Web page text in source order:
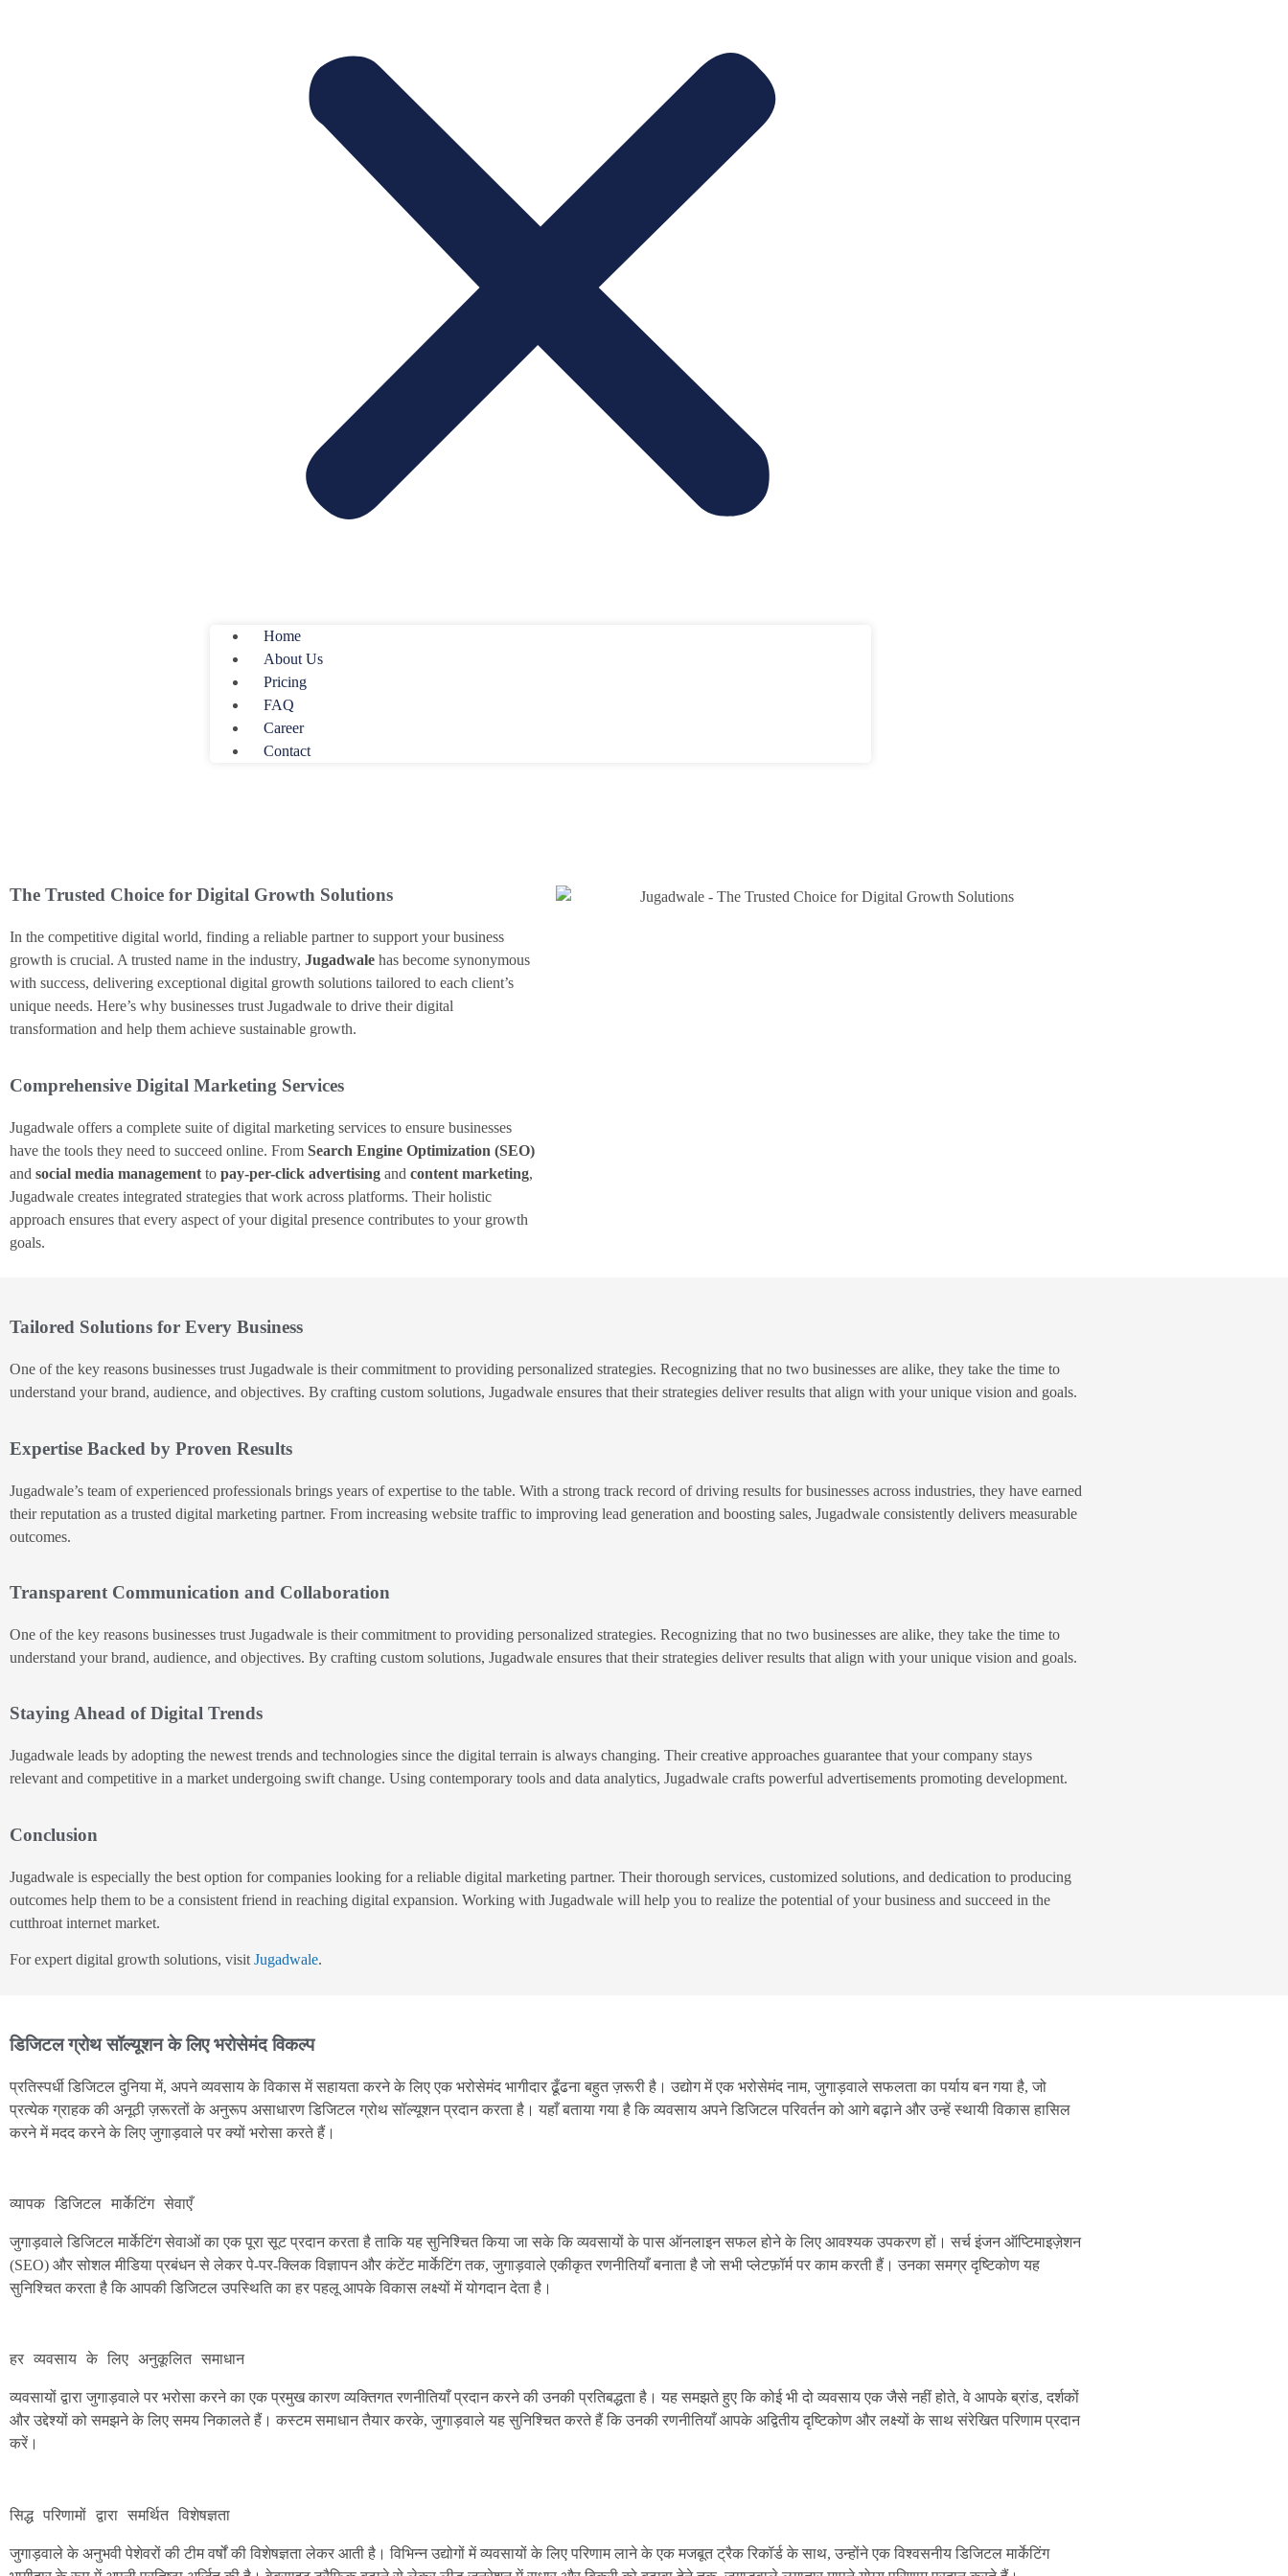
Home
About Us
Pricing
FAQ
Career
Contact
The Trusted Choice for Digital Growth Solutions
In the competitive digital world, finding a reliable partner to support your business
growth is crucial. A trusted name in the industry, Jugadwale has become synonymous
with success, delivering exceptional digital growth solutions tailored to each client’s
unique needs. Here’s why businesses trust Jugadwale to drive their digital
transformation and help them achieve sustainable growth.
Comprehensive Digital Marketing Services
Jugadwale offers a complete suite of digital marketing services to ensure businesses
have the tools they need to succeed online. From Search Engine Optimization (SEO)
and social media management to pay-per-click advertising and content marketing,
Jugadwale creates integrated strategies that work across platforms. Their holistic
approach ensures that every aspect of your digital presence contributes to your growth
goals.
Tailored Solutions for Every Business
One of the key reasons businesses trust Jugadwale is their commitment to providing personalized strategies. Recognizing that no two businesses are alike, they take the time to
understand your brand, audience, and objectives. By crafting custom solutions, Jugadwale ensures that their strategies deliver results that align with your unique vision and goals.
Expertise Backed by Proven Results
Jugadwale’s team of experienced professionals brings years of expertise to the table. With a strong track record of driving results for businesses across industries, they have earned
their reputation as a trusted digital marketing partner. From increasing website traffic to improving lead generation and boosting sales, Jugadwale consistently delivers measurable
outcomes.
Transparent Communication and Collaboration
One of the key reasons businesses trust Jugadwale is their commitment to providing personalized strategies. Recognizing that no two businesses are alike, they take the time to
understand your brand, audience, and objectives. By crafting custom solutions, Jugadwale ensures that their strategies deliver results that align with your unique vision and goals.
Staying Ahead of Digital Trends
Jugadwale leads by adopting the newest trends and technologies since the digital terrain is always changing. Their creative approaches guarantee that your company stays
relevant and competitive in a market undergoing swift change. Using contemporary tools and data analytics, Jugadwale crafts powerful advertisements promoting development.
Conclusion
Jugadwale is especially the best option for companies looking for a reliable digital marketing partner. Their thorough services, customized solutions, and dedication to producing
outcomes help them to be a consistent friend in reaching digital expansion. Working with Jugadwale will help you to realize the potential of your business and succeed in the
cutthroat internet market.
For expert digital growth solutions, visit Jugadwale.
डिजिटल ग्रोथ सॉल्यूशन के लिए भरोसेमंद विकल्प
प्रतिस्पर्धी डिजिटल दुनिया में, अपने व्यवसाय के विकास में सहायता करने के लिए एक भरोसेमंद भागीदार ढूँढना बहुत ज़रूरी है। उद्योग में एक भरोसेमंद नाम, जुगाड़वाले सफलता का पर्याय बन गया है, जो
प्रत्येक ग्राहक की अनूठी ज़रूरतों के अनुरूप असाधारण डिजिटल ग्रोथ सॉल्यूशन प्रदान करता है। यहाँ बताया गया है कि व्यवसाय अपने डिजिटल परिवर्तन को आगे बढ़ाने और उन्हें स्थायी विकास हासिल
करने में मदद करने के लिए जुगाड़वाले पर क्यों भरोसा करते हैं।
व्यापक डिजिटल मार्केटिंग सेवाएँ
जुगाड़वाले डिजिटल मार्केटिंग सेवाओं का एक पूरा सूट प्रदान करता है ताकि यह सुनिश्चित किया जा सके कि व्यवसायों के पास ऑनलाइन सफल होने के लिए आवश्यक उपकरण हों। सर्च इंजन ऑप्टिमाइज़ेशन
(SEO) और सोशल मीडिया प्रबंधन से लेकर पे-पर-क्लिक विज्ञापन और कंटेंट मार्केटिंग तक, जुगाड़वाले एकीकृत रणनीतियाँ बनाता है जो सभी प्लेटफ़ॉर्म पर काम करती हैं। उनका समग्र दृष्टिकोण यह
सुनिश्चित करता है कि आपकी डिजिटल उपस्थिति का हर पहलू आपके विकास लक्ष्यों में योगदान देता है।
व्यवसायों द्वारा जुगाड़वाले पर भरोसा करने का एक प्रमुख कारण व्यक्तिगत रणनीतियाँ प्रदान करने की उनकी प्रतिबद्धता है। यह समझते हुए कि कोई भी दो व्यवसाय एक जैसे नहीं होते, वे आपके ब्रांड, दर्शकों
और उद्देश्यों को समझने के लिए समय निकालते हैं। कस्टम समाधान तैयार करके, जुगाड़वाले यह सुनिश्चित करते हैं कि उनकी रणनीतियाँ आपके अद्वितीय दृष्टिकोण और लक्ष्यों के साथ संरेखित परिणाम प्रदान
करें।
जुगाड़वाले के अनुभवी पेशेवरों की टीम वर्षों की विशेषज्ञता लेकर आती है। विभिन्न उद्योगों में व्यवसायों के लिए परिणाम लाने के एक मजबूत ट्रैक रिकॉर्ड के साथ, उन्होंने एक विश्वसनीय डिजिटल मार्केटिंग